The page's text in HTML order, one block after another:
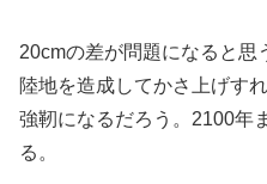
20cmの差が問題になると思
陸地を造成してかさ上げす
強靭になるだろう。2100年
る。